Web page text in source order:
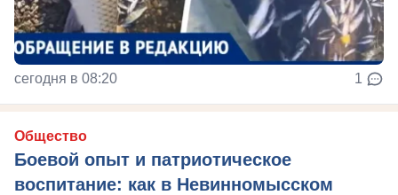
сегодня в 08:20 1
Общество
Боевой опыт и патриотическое
воспитание: как в Невинномысском